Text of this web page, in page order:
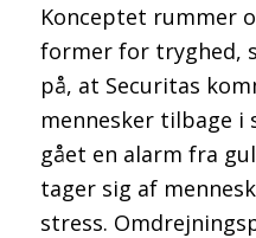
Konceptet rummer
former for tryghed,
på, at Securitas
mennesker tilbage i
gået en alarm fra
tager sig af
stress.